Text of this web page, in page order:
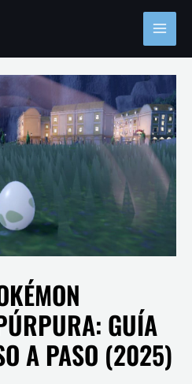
GUÍA
A PASO (2025)